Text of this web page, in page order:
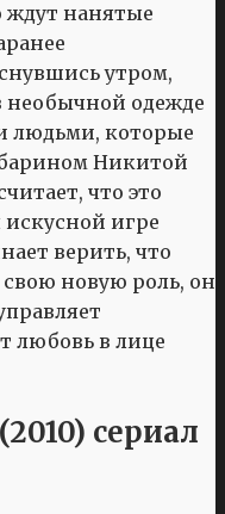
ждут нанятые
утром,
необычной одежде
людьми, которые
Никитой
что это
игре
верить, что
новую роль, он
любовь в лице
сериал